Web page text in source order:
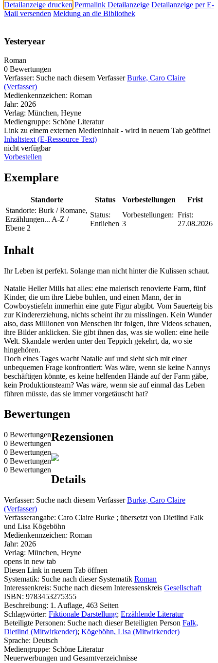
Detailanzeige drucken Permalink Detailanzeige Detailanzeige per E-
Mail versenden Meldung an die Bibliothek
Yesteryear
Roman
0 Bewertungen
Verfasser: Suche nach diesem Verfasser Burke, Caro Claire
(Verfasser)
Medienkennzeichen: Roman
Jahr: 2026
Verlag: München, Heyne
Mediengruppe: Schöne Literatur
Link zu einem externen Medieninhalt - wird in neuem Tab geöffnet
Inhaltstext (E-Ressource Text)
nicht verfügbar
Vorbestellen
Exemplare
Standorte Status Vorbestellungen
Frist
Standorte: Burk / Romane,
Erzählungen... A-Z /
Ebene 2
Status:
Entliehen
Vorbestellungen:
3
Frist:
27.08.2026
Inhalt
Ihr Leben ist perfekt. Solange man nicht hinter die Kulissen schaut.
Natalie Heller Mills hat alles: eine malerisch renovierte Farm, fünf
Kinder, die um ihre Liebe buhlen, und einen Mann, der in
Cowboystiefeln immerhin eine gute Figur abgibt. Vom Sauerteig bis
zur Kindererziehung, nichts scheint ihr zu misslingen. Kein Wunder
also, dass Millionen von Menschen ihr folgen, ihre Videos schauen,
ihre Bilder anklicken. Sie gibt ihnen das, was sie wollen: eine heile
Welt. Skandale werden unter den Teppich gekehrt, da, wo sie
hingehören.
Doch eines Tages wacht Natalie auf und sieht sich mit einer
unbequemen Frage konfrontiert: Was wäre, wenn sie keine Nannys
beschäftigen könnte, es keine helfenden Hände auf der Farm gäbe,
kein Produktionsteam? Was wäre, wenn sie auf einmal das Leben
führen müsste, das sie immer vorgetäuscht hat?
Bewertungen
0 Bewertungen
0 Bewertungen
0 Bewertungen
0 Bewertungen
0 Bewertungen
Rezensionen
Details
Verfasser: Suche nach diesem Verfasser Burke, Caro Claire
(Verfasser)
Verfasserangabe: Caro Claire Burke ; übersetzt von Dietlind Falk
und Lisa Kögeböhn
Medienkennzeichen: Roman
Jahr: 2026
Verlag: München, Heyne
opens in new tab
Diesen Link in neuem Tab öffnen
Systematik: Suche nach dieser Systematik Roman
Interessenkreis: Suche nach diesem Interessenskreis Gesellschaft
ISBN: 9783453275355
Beschreibung: 1. Auflage, 463 Seiten
Schlagwörter: Fiktionale Darstellung; Erzählende Literatur
Beteiligte Personen: Suche nach dieser Beteiligten Person Falk,
Dietlind (Mitwirkender); Kögeböhn, Lisa (Mitwirkender)
Sprache: Deutsch
Mediengruppe: Schöne Literatur
Neuerwerbungen und Gesamtverzeichnisse